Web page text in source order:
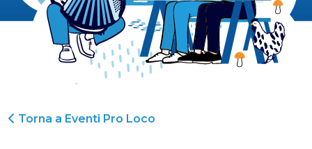
Torna a Eventi Pro Loco